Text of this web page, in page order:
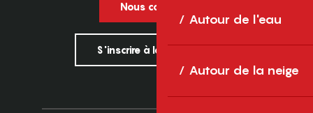
Autour de l'eau
Autour de la neige
Nous contacter
S'inscrire à la newsletter